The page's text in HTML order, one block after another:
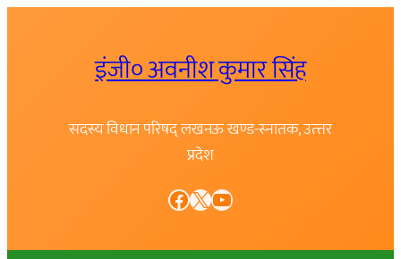
इंजी० अवनीश कुमार सिंह
सदस्य विधान परिषद् लखनऊ खण्ड-स्नातक, उत्त्तर
प्रदेश
Facebook X YouTube